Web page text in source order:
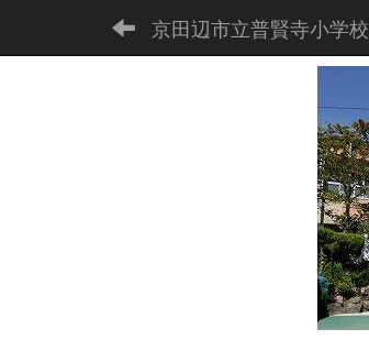
京田辺市立普賢寺小学校